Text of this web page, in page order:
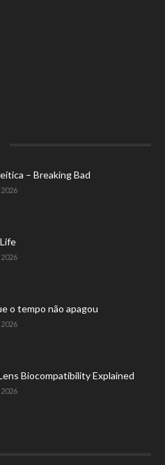
– Breaking Bad
o tempo não apagou
Biocompatibility Explained